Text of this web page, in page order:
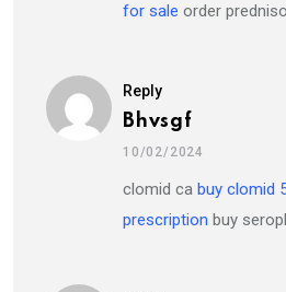
for sale order
Reply
Bhvsgf
10/02/2024
clomid ca buy clomid
prescription buy